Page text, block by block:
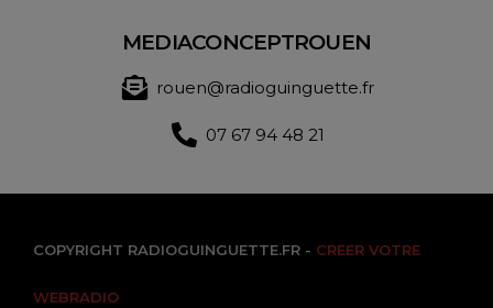
MEDIACONCEPTROUEN
rouen@radioguinguette.fr
07 67 94 48 21
COPYRIGHT RADIOGUINGUETTE.FR - CREER VOTRE
WEBRADIO